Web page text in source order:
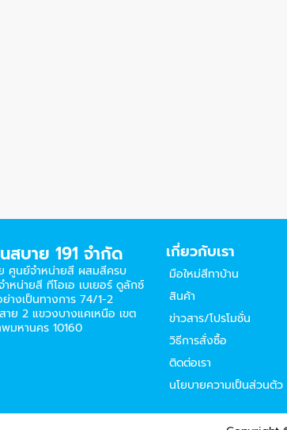
สบาย 191 จำกัด
ศูนย์จำหน่ายสี ผสมสีครบ
หน่ายสี ทีโอเอ เบเยอร์​ ดูลักซ์
างเป็นทางการ 74/1-2
ย 2 แขวงบางแคเหนือ เขต
มหานคร 10160
เกี่ยวกับเรา
มือใหม่สีทาบ้าน
สินค้า
ข่าวสาร/โปรโมชั่น
วิธีการสั่งซื้อ
ติดต่อเรา
นโยบายความเป็นส่วนตัว